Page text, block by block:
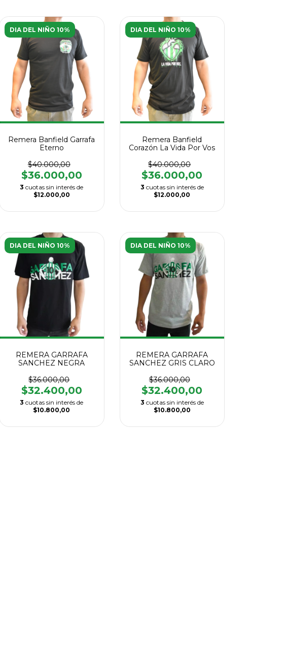
DIA DEL NIÑO 10%
Remera Banfield Garrafa
Eterno
$40.000,00
$36.000,00
3 cuotas sin interés de
$12.000,00
DIA DEL NIÑO 10%
Remera Banfield
Corazón La Vida Por Vos
$40.000,00
$36.000,00
3 cuotas sin interés de
$12.000,00
DIA DEL NIÑO 10%
REMERA GARRAFA
SANCHEZ NEGRA
$36.000,00
$32.400,00
3 cuotas sin interés de
$10.800,00
DIA DEL NIÑO 10%
REMERA GARRAFA
SANCHEZ GRIS CLARO
$36.000,00
$32.400,00
3 cuotas sin interés de
$10.800,00